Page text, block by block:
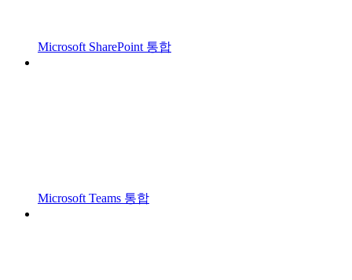
Microsoft SharePoint 통합
Microsoft Teams 통합